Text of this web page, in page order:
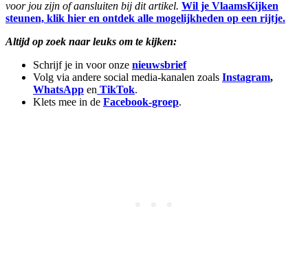
voor jou zijn of aansluiten bij dit artikel. Wil je VlaamsKijken
steunen, klik hier en ontdek alle mogelijkheden op een rijtje.
Altijd op zoek naar leuks om te kijken:
Schrijf je in voor onze nieuwsbrief
Volg via andere social media-kanalen zoals Instagram,
WhatsApp en TikTok.
Klets mee in de Facebook-groep.